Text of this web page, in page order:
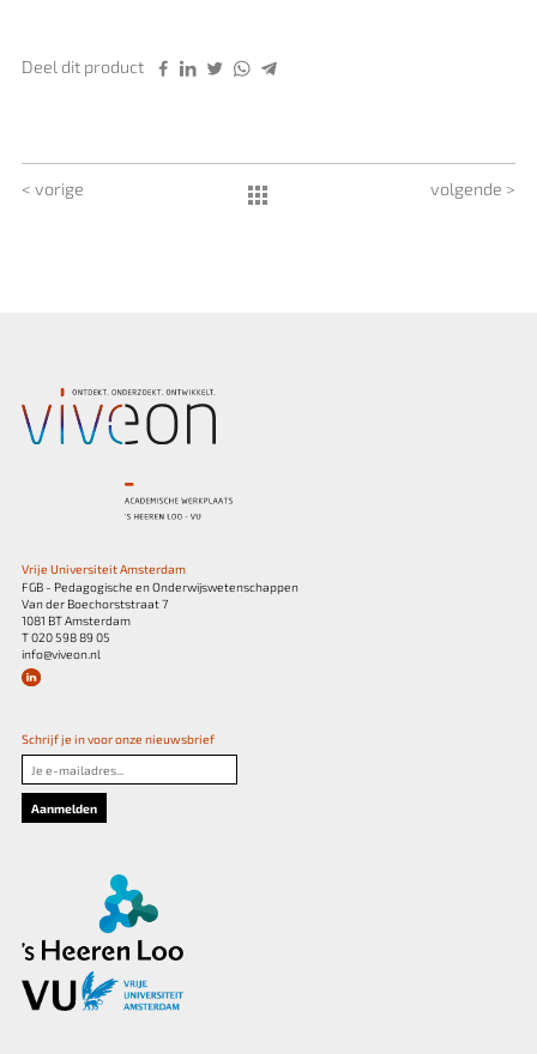
Deel dit product
< vorige volgende >
Vrije Universiteit Amsterdam
FGB - Pedagogische en Onderwijswetenschappen
Van der Boechorststraat 7
1081 BT Amsterdam
T 020 598 89 05
info@viveon.nl
Schrijf je in voor onze nieuwsbrief